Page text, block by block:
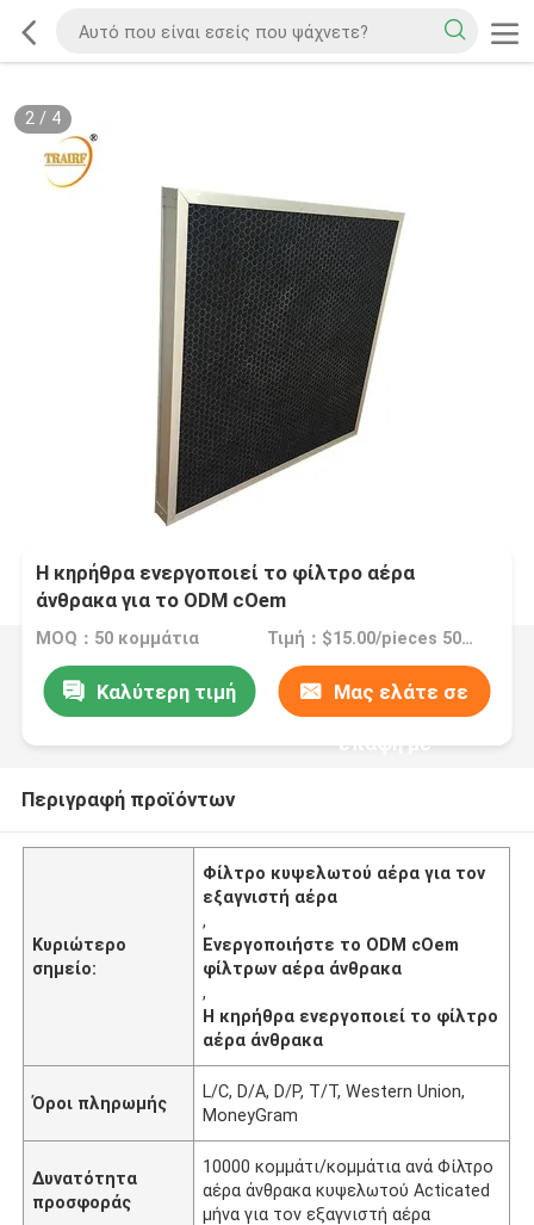
2/ 4
Η κηρήθρα ενεργοποιεί το φίλτρο αέρα
άνθρακα για το ODM cOem
MOQ：50 κομμάτια Τιμή：$15.00/pieces 50-499 pieces
Καλύτερη τιμή Μας ελάτε σε
επαφή με
Περιγραφή προϊόντων
Κυριώτερο
σημείο:
Φίλτρο κυψελωτού αέρα για τον
εξαγνιστή αέρα
,
Ενεργοποιήστε το ODM cOem
φίλτρων αέρα άνθρακα
,
Η κηρήθρα ενεργοποιεί το φίλτρο
αέρα άνθρακα
Όροι πληρωμής
L/C, D/A, D/P, T/T, Western Union,
MoneyGram
Δυνατότητα
προσφοράς
10000 κομμάτι/κομμάτια ανά Φίλτρο
αέρα άνθρακα κυψελωτού Acticated
μήνα για τον εξαγνιστή αέρα